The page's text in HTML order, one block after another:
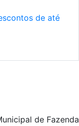
de até
de Fazenda